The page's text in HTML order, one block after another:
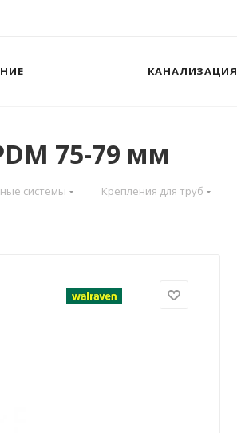
КАНАЛИЗАЦИЯ
75-79 мм
системы — Крепления для труб —